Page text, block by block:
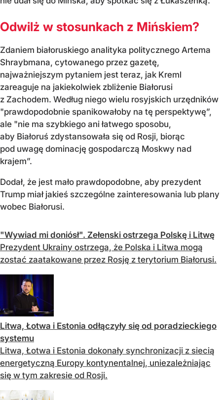
Odwilż w stosunkach z Mińskiem?
Zdaniem białoruskiego analityka politycznego Artema
Shraybmana, cytowanego przez gazetę,
najważniejszym pytaniem jest teraz, jak Kreml
zareaguje na jakiekolwiek zbliżenie Białorusi
z Zachodem. Według niego wielu rosyjskich urzędników
"prawdopodobnie spanikowałoby na tę perspektywę”,
ale "nie ma szybkiego ani łatwego sposobu,
aby Białoruś zdystansowała się od Rosji, biorąc
pod uwagę dominację gospodarczą Moskwy nad
krajem”.
Dodał, że jest mało prawdopodobne, aby prezydent
Trump miał jakieś szczególne zainteresowania lub plany
wobec Białorusi.
"Wywiad mi doniósł". Zełenski ostrzega Polskę i Litwę
Prezydent Ukrainy ostrzega, że Polska i Litwa mogą
zostać zaatakowane przez Rosję z terytorium Białorusi.
Litwa, Łotwa i Estonia odłączyły się od poradzieckiego
systemu
Litwa, Łotwa i Estonia dokonały synchronizacji z siecią
energetyczną Europy kontynentalnej, uniezależniając
się w tym zakresie od Rosji.